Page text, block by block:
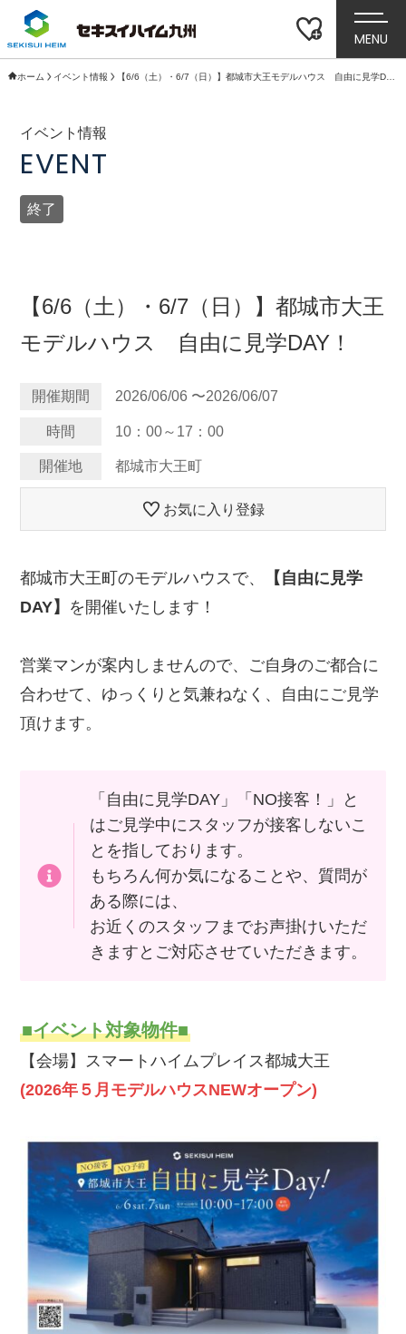
MENU
ホーム イベント情報 【6/6（土）・6/7（日）】都城市大王モデルハウス 自由に見学DAY！
イベント情報
EVENT
終了
【6/6（土）・6/7（日）】都城市大王
モデルハウス 自由に見学DAY！
開催期間 2026/06/06 〜2026/06/07
時間 10：00～17：00
開催地 都城市大王町
お気に入り登録
都城市大王町のモデルハウスで、
【自由に見学
DAY】 を開催いたします！
営業マンが案内しませんので、ご自身のご都合に
合わせて、ゆっくりと気兼ねなく、自由にご見学
頂けます。
「自由に見学DAY」「NO接客！」と
はご見学中にスタッフが接客しないこ
とを指しております。
もちろん何か気になることや、質問が
ある際には、
お近くのスタッフまでお声掛けいただ
きますとご対応させていただきます。
■イベント対象物件■
【会場】スマートハイムプレイス都城大王
(2026年５月モデルハウスNEWオープン)